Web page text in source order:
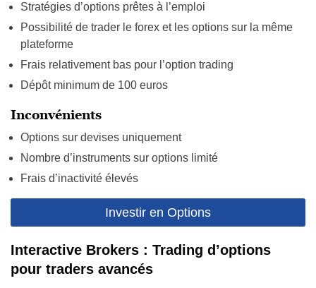
Stratégies d’options prêtes à l’emploi
Possibilité de trader le forex et les options sur la même
plateforme
Frais relativement bas pour l’option trading
Dépôt minimum de 100 euros
Inconvénients
Options sur devises uniquement
Nombre d’instruments sur options limité
Frais d’inactivité élevés
Investir en Options
Interactive Brokers : Trading d’options
pour traders avancés